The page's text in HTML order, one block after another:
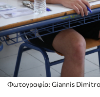
Φωτογραφία: Giannis